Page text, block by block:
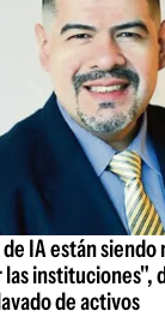
IA están siendo
instituciones",
de activos